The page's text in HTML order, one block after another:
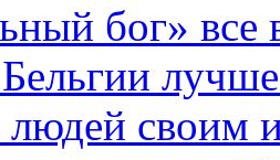
бог» все
людей своим